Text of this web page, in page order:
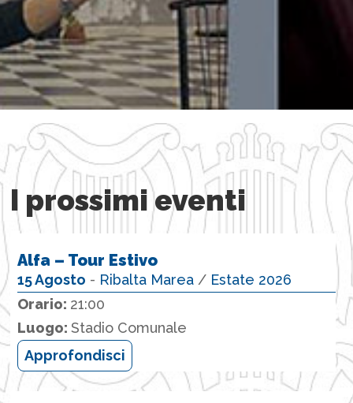
I prossimi eventi
Alfa – Tour Estivo
15 Agosto - Ribalta Marea/ Estate 2026
Orario: 21:00
Luogo: Stadio Comunale
Approfondisci